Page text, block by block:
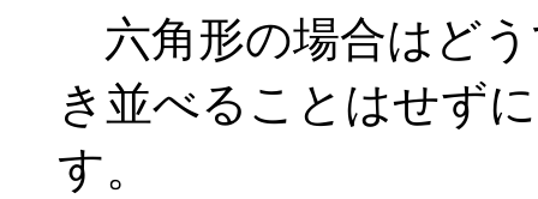
六角形の場合はど
き並べることはせず
す。